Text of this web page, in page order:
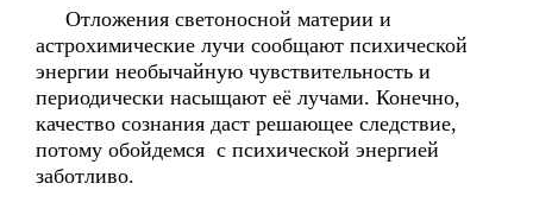
Отложения светоносной материи и
астрохимические лучи сообщают психической
энергии необычайную чувствительность и
периодически насыщают её лучами. Конечно,
качество сознания даст решающее следствие,
потому обойдемся с психической энергией
заботливо.